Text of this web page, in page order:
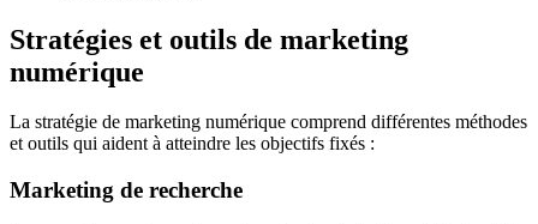
Stratégies et outils de marketing
numérique
La stratégie de marketing numérique comprend différentes méthodes
et outils qui aident à atteindre les objectifs fixés :
Marketing de recherche